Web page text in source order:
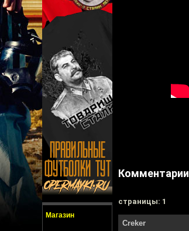
Магазин
Комментарии
cтраницы: 1
Creker